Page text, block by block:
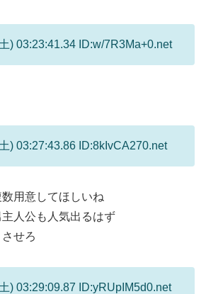
) 03:23:41.34 ID:w/7R3Ma+0.net
) 03:27:43.86 ID:8kIvCA270.net
用意してほしいね
人公も人気出るはず
せろ
) 03:29:09.87 ID:yRUpIM5d0.net